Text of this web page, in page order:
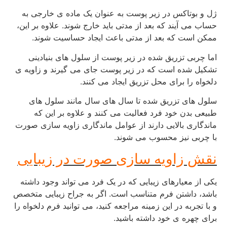
ژل و بوتاکس در زیر پوست به عنوان یک ماده ی خارجی به
حساب می آیند که بعد از مدتی باید خارج شوند. علاوه بر این،
ممکن است که بعد از مدتی باعث ایجاد حساسیت شوند.
اما چربی تزریق شده در زیر پوست از سلول های بنیادینی
تشکیل شده است که در زیر پوست جای می گیرند و زاویه ی
دلخواه را برای محل تزریق ایجاد می کنند.
سلول های تزریق شده تا سال های سال مانند سلول های
طبیعی بدن خود فرد فعالیت می کنند و علاوه بر این که
ماندگاری بالایی دارند از عوامل ماندگاری زاویه سازی صورت
با چربی نیز محسوب می شوند.
نقش زاویه سازی صورت در زیبایی
یکی از معیارهای زیبایی که در یک فرد می تواند وجود داشته
باشد، داشتن فرم متناسب است. اگر به جراح زیبایی متخصص
و با تجربه در این زمینه مراجعه کنید، می توانید فرم دلخواه را
برای چهره ی خود داشته باشید.